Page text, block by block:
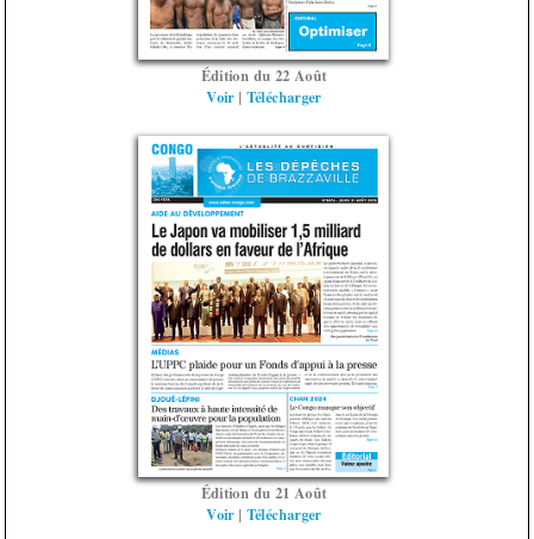
Édition du 22 Août
Voir | Télécharger
Édition du 21 Août
Voir | Télécharger